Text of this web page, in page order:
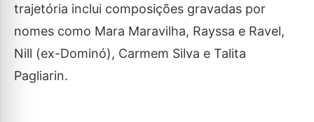
trajetória inclui composições gravadas por
nomes como Mara Maravilha, Rayssa e Ravel,
Nill (ex-Dominó), Carmem Silva e Talita
Pagliarin.